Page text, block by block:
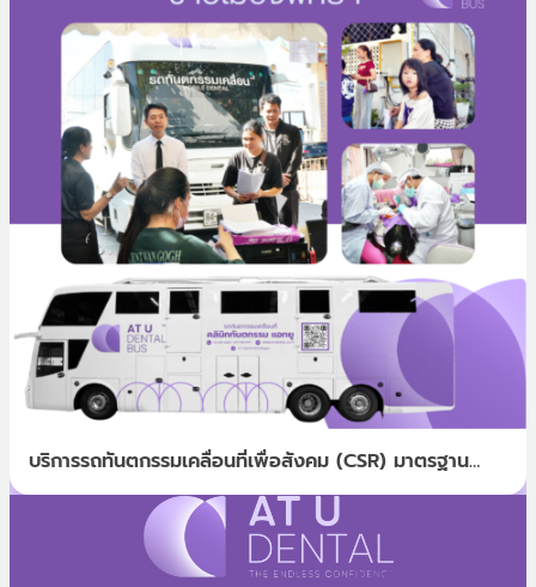
บริการรถทันตกรรมเคลื่อนที่เพื่อสังคม (CSR) มาตรฐาน
สากล: ส่งมอบรอยยิ้มสู่ชุมชนจาก AT U DENTAL BUS